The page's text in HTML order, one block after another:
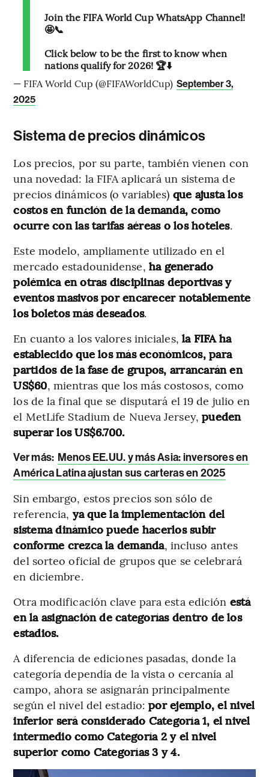
Join the FIFA World Cup WhatsApp Channel!
🤩📞
Click below to be the first to know when
nations qualify for 2026! 🏆⬇️
— FIFA World Cup (@FIFAWorldCup) September 3,
2025
Sistema de precios dinámicos
Los precios, por su parte, también vienen con
una novedad: la FIFA aplicará un sistema de
precios dinámicos (o variables) que ajusta los
costos en función de la demanda, como
ocurre con las tarifas aéreas o los hoteles.
Este modelo, ampliamente utilizado en el
mercado estadounidense, ha generado
polémica en otras disciplinas deportivas y
eventos masivos por encarecer notablemente
los boletos más deseados.
En cuanto a los valores iniciales, la FIFA ha
establecido que los más económicos, para
partidos de la fase de grupos, arrancarán en
US$60, mientras que los más costosos, como
los de la final que se disputará el 19 de julio en
el MetLife Stadium de Nueva Jersey, pueden
superar los US$6.700.
Ver más: Menos EE.UU. y más Asia: inversores en
América Latina ajustan sus carteras en 2025
Sin embargo, estos precios son sólo de
referencia, ya que la implementación del
sistema dinámico puede hacerlos subir
conforme crezca la demanda, incluso antes
del sorteo oficial de grupos que se celebrará
en diciembre.
Otra modificación clave para esta edición está
en la asignación de categorías dentro de los
estadios.
A diferencia de ediciones pasadas, donde la
categoría dependía de la vista o cercanía al
campo, ahora se asignarán principalmente
según el nivel del estadio:por ejemplo, el nivel
inferior será considerado Categoría 1, el nivel
intermedio como Categoría 2 y el nivel
superior como Categorías 3 y 4.